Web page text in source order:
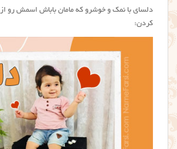
دلسای با نمک و خوشرو که مامان باباش اسمش رو از
کردن: